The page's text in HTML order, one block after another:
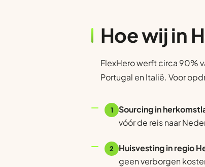
Hoe wij in
FlexHero werft circa 90%
Portugal en Italië. Voor
1 Sourcing in
vóór de reis naar
2 Huisvesting in regio
geen verborgen